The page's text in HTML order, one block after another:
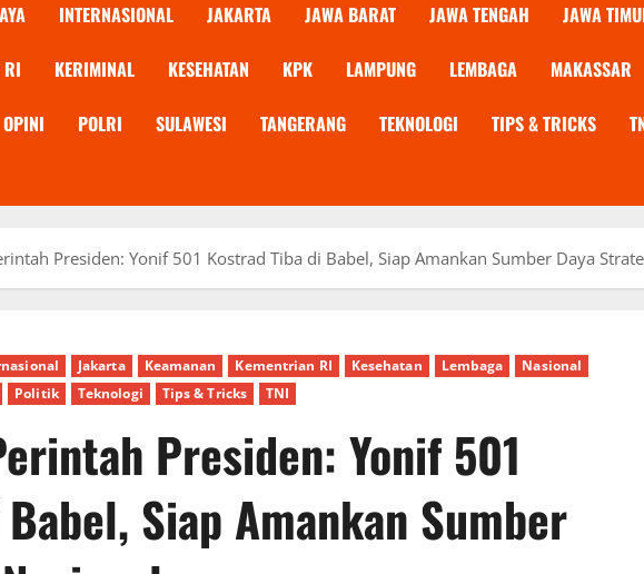
INTERNASIONAL JAKARTA JAWA BARAT JAWA TENGAH JAWA
RI KERIMINAL KESEHATAN KPK LAMPUNG LEMBAGA MAKASSAR
OPINI POLRI SULAWESI TANGERANG TEKNOLOGI TIPS & TRICKS
Presiden: Yonif 501 Kostrad Tiba di Babel, Siap Amankan Sumber Daya
Jakarta Keamanan Kementrian RI Kesehatan Lembaga
Nasional
Politik Teknologi Tips & Tricks TNI
Presiden: Yonif 501
Siap Amankan Sumber